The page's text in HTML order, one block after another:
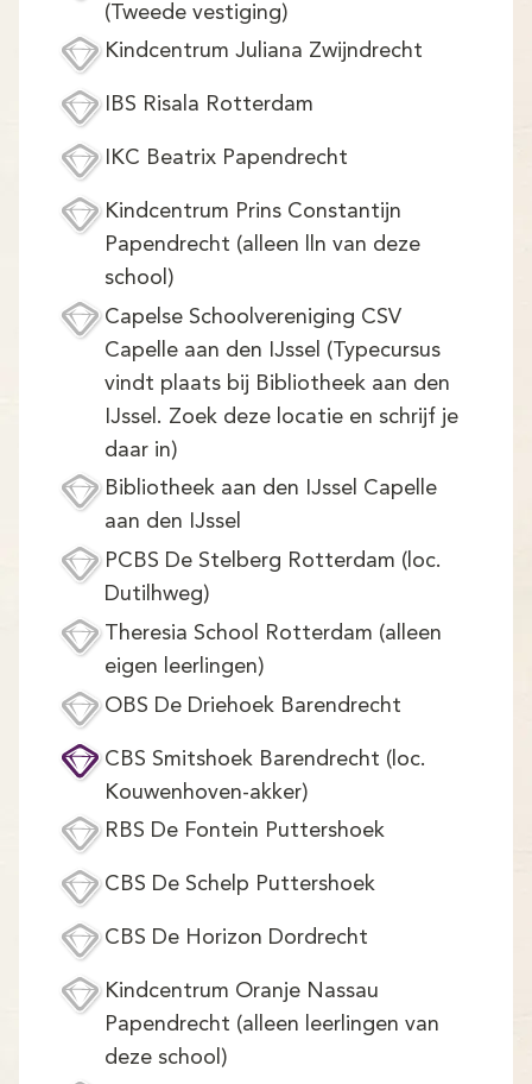
(Tweede vestiging)
Kindcentrum Juliana Zwijndrecht
IBS Risala Rotterdam
IKC Beatrix Papendrecht
Kindcentrum Prins Constantijn
Papendrecht (alleen lln van deze
school)
Capelse Schoolvereniging CSV
Capelle aan den IJssel (Typecursus
vindt plaats bij Bibliotheek aan den
IJssel. Zoek deze locatie en schrijf je
daar in)
Bibliotheek aan den IJssel Capelle
aan den IJssel
PCBS De Stelberg Rotterdam (loc.
Dutilhweg)
Theresia School Rotterdam (alleen
eigen leerlingen)
OBS De Driehoek Barendrecht
CBS Smitshoek Barendrecht (loc.
Kouwenhoven-akker)
RBS De Fontein Puttershoek
CBS De Schelp Puttershoek
CBS De Horizon Dordrecht
Kindcentrum Oranje Nassau
Papendrecht (alleen leerlingen van
deze school)